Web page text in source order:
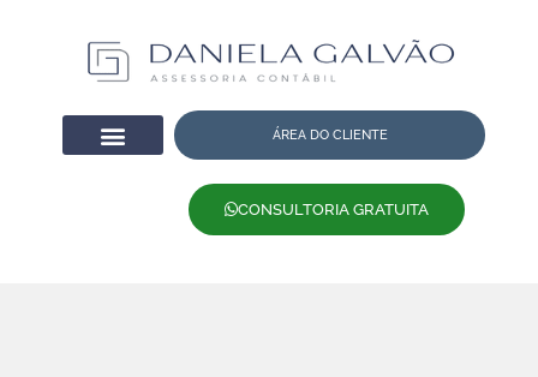
ÁREA DO CLIENTE
CONSULTORIA GRATUITA